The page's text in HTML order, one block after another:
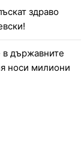
здраво
в държавните
носи милиони